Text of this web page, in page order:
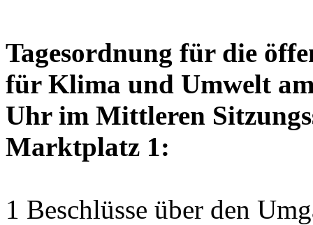
Tagesordnung für die
für Klima und Umwelt
Uhr im Mittleren
Marktplatz 1:
1 Beschlüsse über den